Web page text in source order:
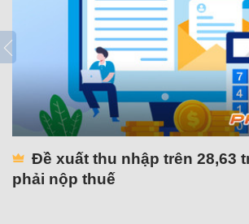
Đề xuất thu nhập trên 28,63
phải nộp thuế